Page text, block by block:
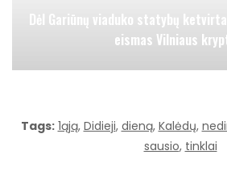
Dėl Gariūnų viaduko statybų
eismas Vilniaus
Tags: 1ąją, Didieji, dieną, Kalėdų,
sausio, tinklai